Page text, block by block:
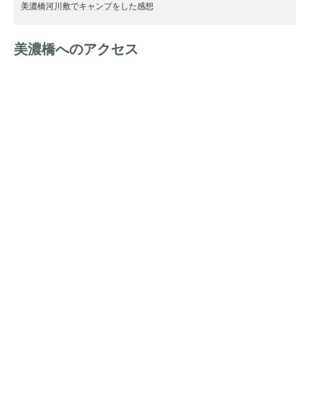
美濃橋河川敷でキャンプをした感想
美濃橋へのアクセス